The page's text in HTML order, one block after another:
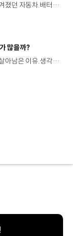
엔진으로 움직이는 기계로 여겨졌던 자동차.배터리와 소프트웨어를 통해 어떻게 바뀌고 있을까요? 현대진행형 팟캐스트 EP.21에서 확인하세요.📻 #현대자동차그룹 #현대진행형 #모빌리티팟캐스트 #SDV #전기차 #연료 #미래모빌리티 #모빌리티
많을까?
휘발유가 오랫동안 도로에서 살아남은 이유.생각보다 강력한 장점이 있었습니다. 현대진행형 팟캐스트 EP.21에서 확인하세요.📻 #현대자동차그룹 #현대진행형 #모빌리티팟캐스트 #휘발유 #내연기관 #연료 #미래모빌리티 #모빌리티